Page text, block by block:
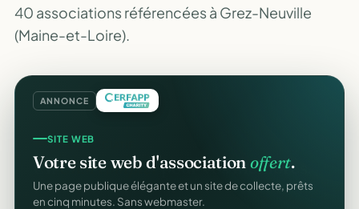
40 associations référencées à Grez-Neuville
(Maine-et-Loire).
ANNONCE
SITE WEB
Votre site web d'association offert.
Une page publique élégante et un site de collecte, prêts
en cinq minutes. Sans webmaster.